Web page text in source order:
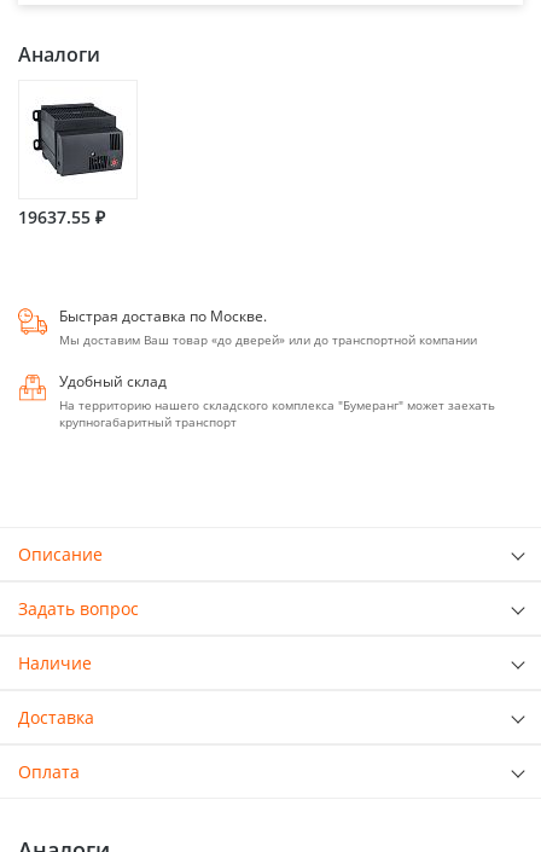
Аналоги
19637.55 ₽
Быстрая доставка по Москве.
Мы доставим Ваш товар «до дверей» или до транспортной компании
Удобный склад
На территорию нашего складского комплекса "Бумеранг" может заехать
крупногабаритный транспорт
Описание
Задать вопрос
Наличие
Доставка
Оплата